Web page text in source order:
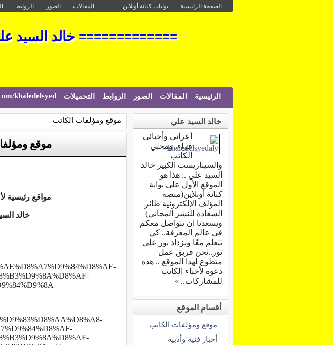
الصفحة الرئيسية بوابات كنانة أونلاين المقالات الصور الروابط
============= خالد السيد
الرئيسية المقالات الصور الروابط التحميلات khaledelsyed
موقع ومؤلفات الكاتب
موقع
مواقع رئيسية
خالد
خالد السيد علي
أعزائي وأحبائي
قراء، ومحبي
الكاتب
والسيناريست الكبير خالد
السيد علي .. هذا هو
الموقع الأول على بوابة
كنانة أونلاين(منصة
المؤلف الإلكترونية طائر
السعادة للنشر المجاني)
ويسعدنا ان نتواصل معكم
في عالم المعرفة.. كي
نتعلم معًا ونزداد نور على
نور..نحن فريق عمل
متطوع لهذا الموقع .. هذه
دعوة لأحباء الكاتب
للمشاركات.. »
أقسام الموقع
موقع ومؤلفات الكاتب
أخبار فنية وأدبية